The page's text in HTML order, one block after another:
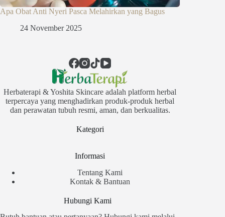
Apa Obat Anti Nyeri Pasca Melahirkan yang Bagus
24 November 2025
Herbaterapi & Yoshita Skincare adalah platform herbal
terpercaya yang menghadirkan produk-produk herbal
dan perawatan tubuh resmi, aman, dan berkualitas.
Kategori
Informasi
Tentang Kami
Kontak & Bantuan
Hubungi Kami